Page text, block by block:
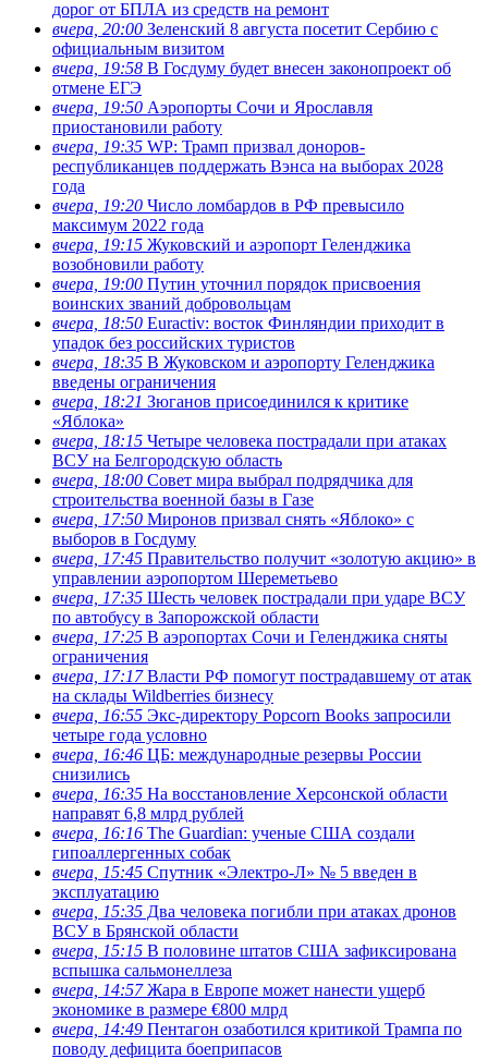
дорог от БПЛА из средств на ремонт
вчера, 20:00 Зеленский 8 августа посетит Сербию с
официальным визитом
вчера, 19:58 В Госдуму будет внесен законопроект об
отмене ЕГЭ
вчера, 19:50 Аэропорты Сочи и Ярославля
приостановили работу
вчера, 19:35 WP: Трамп призвал доноров-
республиканцев поддержать Вэнса на выборах 2028
года
вчера, 19:20 Число ломбардов в РФ превысило
максимум 2022 года
вчера, 19:15 Жуковский и аэропорт Геленджика
возобновили работу
вчера, 19:00 Путин уточнил порядок присвоения
воинских званий добровольцам
вчера, 18:50 Euractiv: восток Финляндии приходит в
упадок без российских туристов
вчера, 18:35 В Жуковском и аэропорту Геленджика
введены ограничения
вчера, 18:21 Зюганов присоединился к критике
«Яблока»
вчера, 18:15 Четыре человека пострадали при атаках
ВСУ на Белгородскую область
вчера, 18:00 Совет мира выбрал подрядчика для
строительства военной базы в Газе
вчера, 17:50 Миронов призвал снять «Яблоко» с
выборов в Госдуму
вчера, 17:45 Правительство получит «золотую акцию» в
управлении аэропортом Шереметьево
вчера, 17:35 Шесть человек пострадали при ударе ВСУ
по автобусу в Запорожской области
вчера, 17:25 В аэропортах Сочи и Геленджика сняты
ограничения
вчера, 17:17Власти РФ помогут пострадавшему от атак
на склады Wildberries бизнесу
вчера, 16:55 Экс-директору Popcorn Books запросили
четыре года условно
вчера, 16:46 ЦБ: международные резервы России
снизились
вчера, 16:35 На восстановление Херсонской области
направят 6,8 млрд рублей
вчера, 16:16 The Guardian: ученые США создали
гипоаллергенных собак
вчера, 15:45 Спутник «Электро-Л» № 5 введен в
эксплуатацию
вчера, 15:35 Два человека погибли при атаках дронов
ВСУ в Брянской области
вчера, 15:15 В половине штатов США зафиксирована
вспышка сальмонеллеза
вчера, 14:57Жара в Европе может нанести ущерб
экономике в размере €800 млрд
вчера, 14:49 Пентагон озаботился критикой Трампа по
поводу дефицита боеприпасов